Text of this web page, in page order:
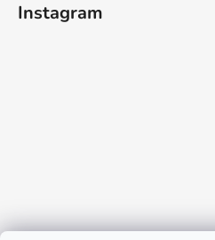
Instagram